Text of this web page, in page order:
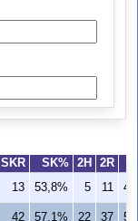
SKR SK% 2H 2R
13 53,8% 5 11
42 57,1% 22 37